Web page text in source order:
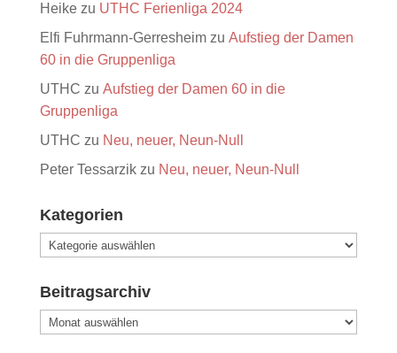
Heikezu UTHC Ferienliga 2024
Elfi Fuhrmann-Gerresheimzu Aufstieg der Damen
60 in die Gruppenliga
UTHC zu Aufstieg der Damen 60 in die
Gruppenliga
UTHC zu Neu, neuer, Neun-Null
Peter Tessarzikzu Neu, neuer, Neun-Null
Kategorien
Kategorien
Beitragsarchiv
Beitragsarchiv